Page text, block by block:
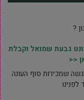
?
גבעת שמואל וקבלת
<<
שמכירות סוף העונה